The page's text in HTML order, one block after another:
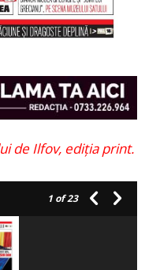
de Ilfov, ediția print.
1 of 23